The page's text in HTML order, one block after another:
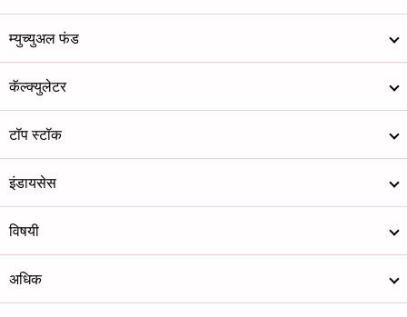
म्युच्युअल फंड
कॅल्क्युलेटर
टॉप स्टॉक
इंडायसेस
विषयी
अधिक